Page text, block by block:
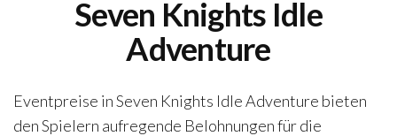
Seven Knights Idle
Adventure
Eventpreise in Seven Knights Idle Adventure bieten
den Spielern aufregende Belohnungen für die